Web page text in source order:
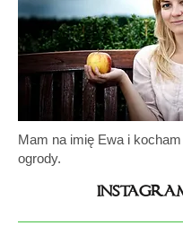
Mam na imię Ewa i
ogrody.